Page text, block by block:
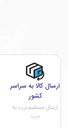
ارسال کالا به سراسر
کشور
ارسال مستقیم درب به
درب